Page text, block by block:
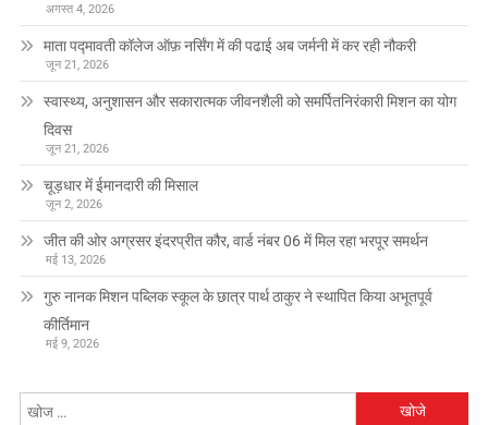
अगस्त 4, 2026
माता पद्मावती कॉलेज ऑफ़ नर्सिंग में की पढाई अब जर्मनी में कर रही नौकरी
जून 21, 2026
स्वास्थ्य, अनुशासन और सकारात्मक जीवनशैली को समर्पितनिरंकारी मिशन का योग
दिवस
जून 21, 2026
चूड़धार में ईमानदारी की मिसाल
जून 2, 2026
जीत की ओर अग्रसर इंदरप्रीत कौर, वार्ड नंबर 06 में मिल रहा भरपूर समर्थन
मई 13, 2026
गुरु नानक मिशन पब्लिक स्कूल के छात्र पार्थ ठाकुर ने स्थापित किया अभूतपूर्व
कीर्तिमान
मई 9, 2026